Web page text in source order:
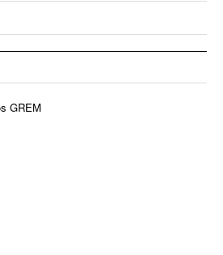
GREM